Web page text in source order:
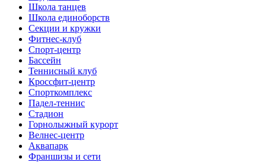
Школа танцев
Школа единоборств
Секции и кружки
Фитнес-клуб
Спорт-центр
Бассейн
Теннисный клуб
Кроссфит-центр
Спорткомплекс
Падел-теннис
Стадион
Горнолыжный курорт
Велнес-центр
Аквапарк
Франшизы и сети